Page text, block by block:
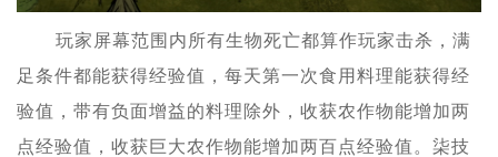
玩家屏幕范围内所有生物死亡都算作玩家击杀，满
足条件都能获得经验值，每天第一次食用料理能获得经
验值，带有负面增益的料理除外，收获农作物能增加两
点经验值，收获巨大农作物能增加两百点经验值。柒技